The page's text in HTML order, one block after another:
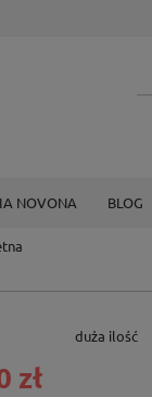
NOVONA BLOG
duża ilość
zł